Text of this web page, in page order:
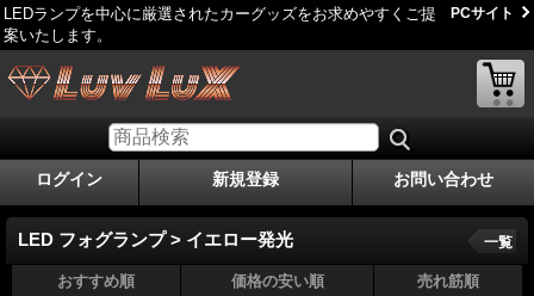
LEDランプを中心に厳選されたカーグッズをお求めやすくご提
案いたします。
PCサイト
ログイン 新規登録 お問い合わせ
LED フォグランプ > イエロー発光 一覧
おすすめ順 価格の安い順 売れ筋順